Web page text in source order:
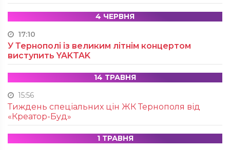
4 ЧЕРВНЯ
17:10
У Тернополі із великим літнім концертом
виступить YAKTAK
14 ТРАВНЯ
15:56
Тиждень спеціальних цін ЖК Тернополя від
«Креатор-Буд»
1 ТРАВНЯ